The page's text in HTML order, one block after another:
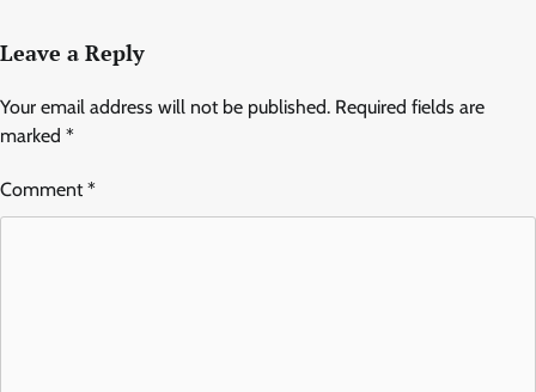
Leave a Reply
Your email address will not be published. Required fields are
marked *
Comment*